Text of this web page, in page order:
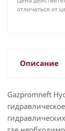
отличаться от
Описание
Gazpromneft